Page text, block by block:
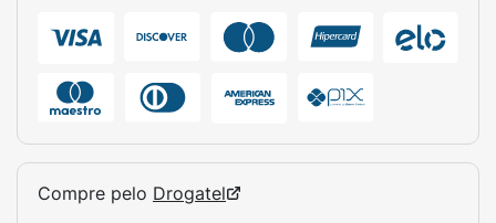
Compre pelo Drogatel